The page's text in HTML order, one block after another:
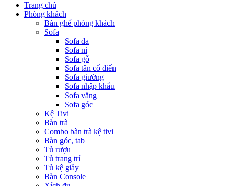
Trang chủ
Phòng khách
Bàn ghế phòng khách
Sofa
Sofa da
Sofa nỉ
Sofa gỗ
Sofa tân cổ điển
Sofa giường
Sofa nhập khẩu
Sofa văng
Sofa góc
Kệ Tivi
Bàn trà
Combo bàn trà kệ tivi
Bàn góc, tab
Tủ rượu
Tủ trang trí
Tủ kệ giầy
Bàn Console